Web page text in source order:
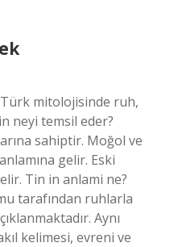
mitolojisinde ruh,
neyi temsil eder?
sahiptir. Moğol ve
gelir. Eski
Tin in anlami ne?
tarafından ruhlarla
Aynı
kelimesi, evreni ve